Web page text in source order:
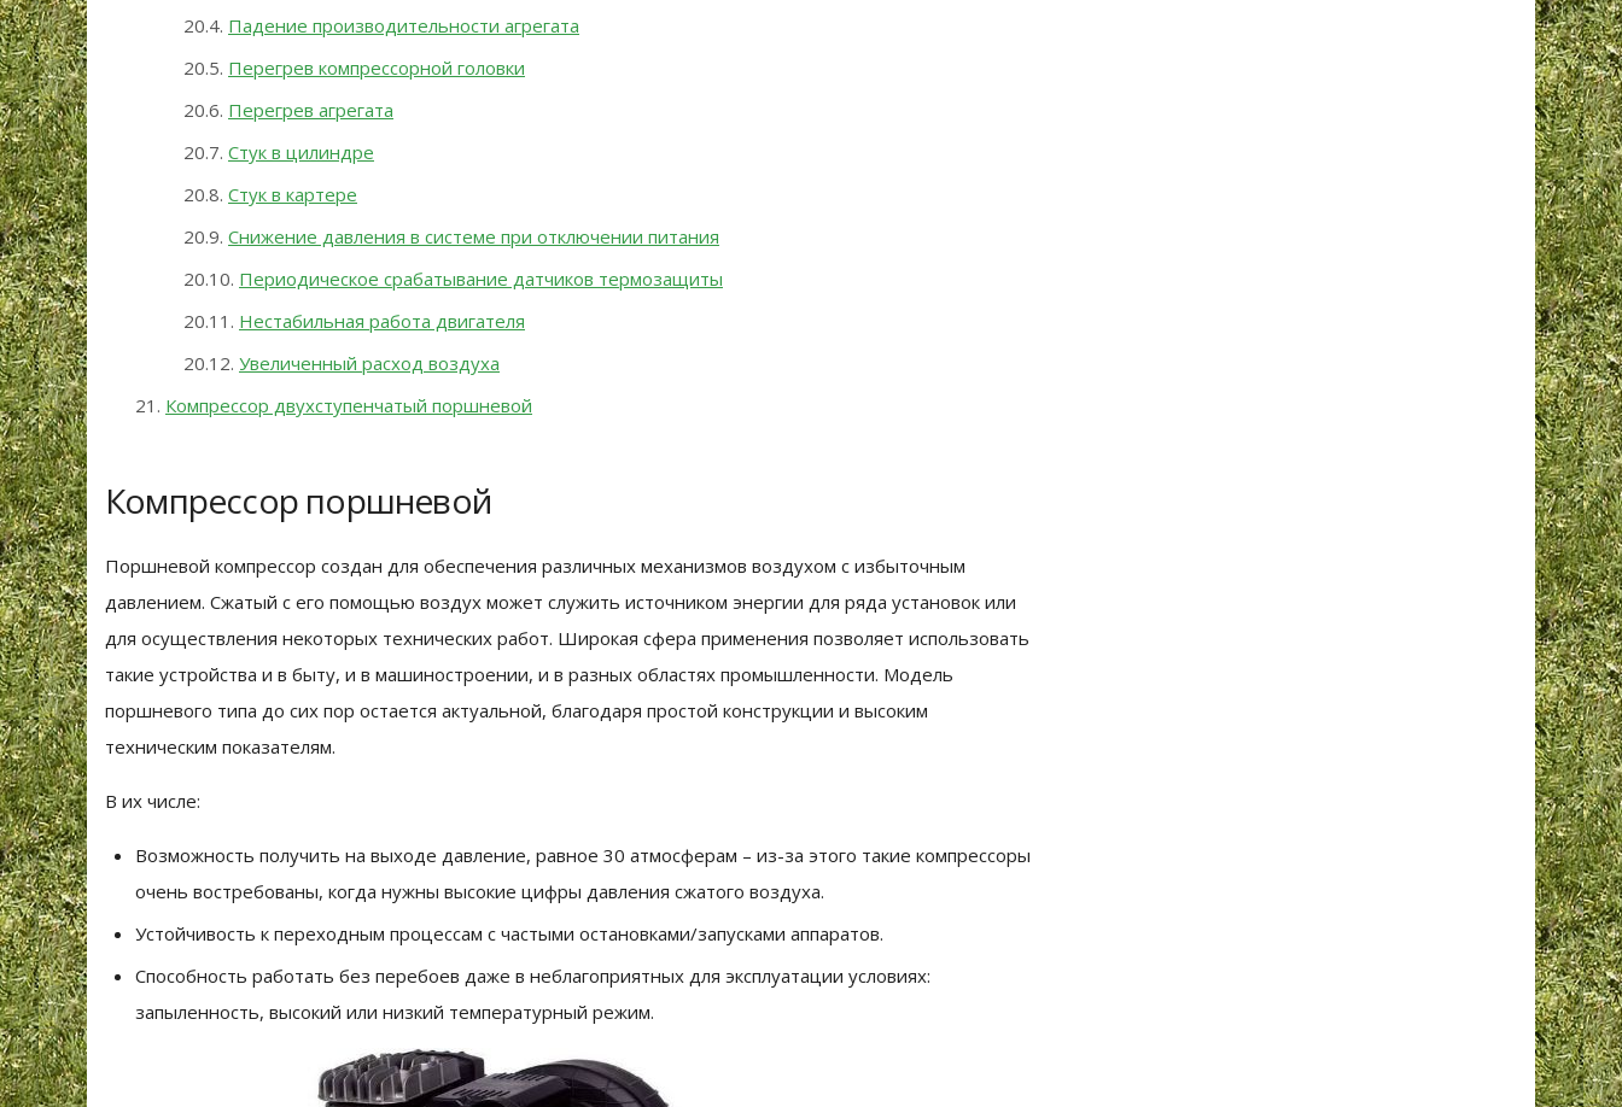
Падение производительности агрегата
Перегрев компрессорной головки
Перегрев агрегата
Стук в цилиндре
Стук в картере
Снижение давления в системе при отключении питания
Периодическое срабатывание датчиков термозащиты
Нестабильная работа двигателя
Увеличенный расход воздуха
Компрессор двухступенчатый поршневой
Компрессор поршневой
Поршневой компрессор создан для обеспечения различных механизмов воздухом с избыточным
давлением. Сжатый с его помощью воздух может служить источником энергии для ряда установок или
для осуществления некоторых технических работ. Широкая сфера применения позволяет использовать
такие устройства и в быту, и в машиностроении, и в разных областях промышленности. Модель
поршневого типа до сих пор остается актуальной, благодаря простой конструкции и высоким
техническим показателям.
В их числе:
Возможность получить на выходе давление, равное 30 атмосферам – из-за этого такие компрессоры
очень востребованы, когда нужны высокие цифры давления сжатого воздуха.
Устойчивость к переходным процессам с частыми остановками/запусками аппаратов.
Способность работать без перебоев даже в неблагоприятных для эксплуатации условиях:
запыленность, высокий или низкий температурный режим.